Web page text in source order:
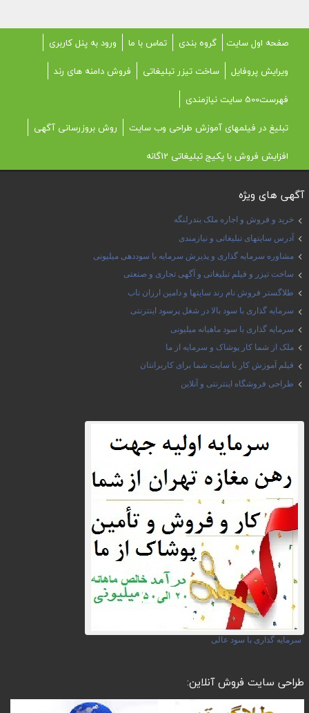
صفحه اول سایت گروه بندی تماس با ما
ورود به پنل کاربری
ویرایش پروفایل
ساخت تیزر تبلیغاتی
فروش دامنه های رند
فهرست500 سایت نیازمندی
تبلیغ در فیلمهای آموزش طراحی وب سایت
روش بروزرسانی آگهی
افزایش فروش با پکیج تبلیغاتی 12گانه
آگهی های ویژه
خرید و فروش و اجاره ملک بندرلنگه
آدرس سایتهای تبلیغاتی و نیازمندی
مشاوره سرمایه گذاری و پذیرش سرمایه با سوددهی میلیونی
ساخت تیزر و فیلم تبلیغاتی و آگهی تجاری و صنعتی
طلاگستر فروش نام رند سایتها و دامین ارزان ناب
سرمایه گذاری با سود بالا در شغل پرسود اینترنتی
سرمایه گذاری با سود ماهیانه میلیونی
ملک از شما کار پوشاک و سرمایه از ما
فیلم آموزش کار با سایت شما برای کاربرانتان
طراحی فروشگاه اینترنتی و آنلاین
سرمایه گذاری با سود عالی
طراحی سایت فروش آنلاین: